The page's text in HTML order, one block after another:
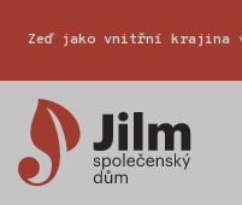
Zeď jako vnitřní krajina